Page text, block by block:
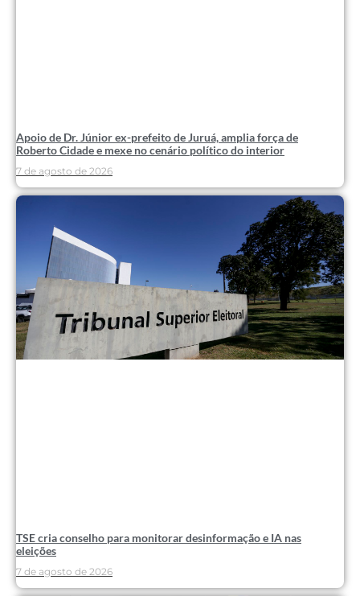
Apoio de Dr. Júnior ex-prefeito de Juruá, amplia força de
Roberto Cidade e mexe no cenário político do interior
7 de agosto de 2026
TSE cria conselho para monitorar desinformação e IA nas
eleições
7 de agosto de 2026